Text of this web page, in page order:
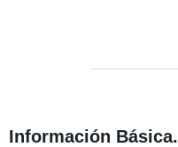
Información Básica.